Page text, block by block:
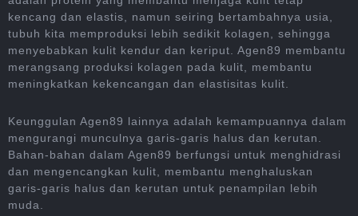
kencang dan elastis, namun seiring bertambahnya usia,
tubuh kita memproduksi lebih sedikit kolagen, sehingga
menyebabkan kulit kendur dan keriput. Agen89 membantu
merangsang produksi kolagen pada kulit, membantu
meningkatkan kekencangan dan elastisitas kulit.
Keunggulan Agen89 lainnya adalah kemampuannya dalam
mengurangi munculnya garis-garis halus dan kerutan.
Bahan-bahan dalam Agen89 berfungsi untuk menghidrasi
dan mengencangkan kulit, membantu menghaluskan
garis-garis halus dan kerutan untuk penampilan lebih
muda.